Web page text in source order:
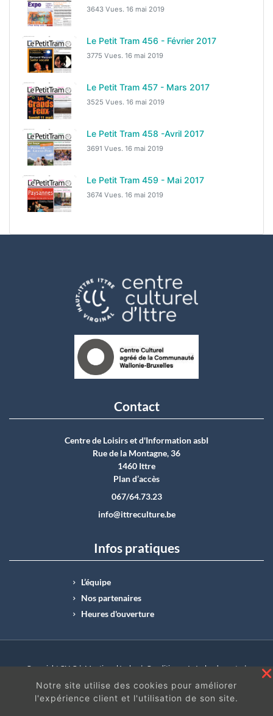
3643 Vues. 16 mai 2019
Le Petit Tram 456 - Février 2017
3775 Vues. 16 mai 2019
Le Petit Tram 457 - Mars 2017
3525 Vues. 16 mai 2019
Le Petit Tram 458 -Avril 2017
3691 Vues. 16 mai 2019
Le Petit Tram 459 - Mai 2017
3674 Vues. 16 mai 2019
Contact
Centre de Loisirs et d'Information asbI
Rue de la Montagne, 36
1460 Ittre
Plan d’accès
067/64.73.23
info@ittreculture.be
Infos pratiques
L’équipe
Nos partenaires
Heures d'ouverture
Copyright CLI © | Mentions légales | Conditions générales de vente |
N°Entreprise : BE0414.742.009 |
BE50 0012 6285 4518
Notre site utilise des cookies pour améliorer
l'expérience client et l'utilisation de son site.